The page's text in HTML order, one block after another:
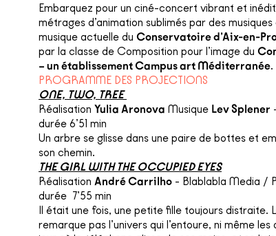
Embarquez pour un ciné-concert vibrant et
métrages d’animation sublimés par des
musique actuelle du Conservatoire d’Aix-en-
par la classe de Composition pour l’image du
– un établissement Campus art Méditerranée.
PROGRAMME DES PROJECTIONS
ONE, TWO, TREE
Réalisation Yulia Aronova Musique Lev Splener
durée 6’51 min
Un arbre se glisse dans une paire de bottes et
son chemin.
THE GIRL WITH THE OCCUPIED EYES
Réalisation André Carrilho - Blablabla Media /
durée 7’55 min
Il était une fois, une petite fille toujours distraite.
remarque pas l’univers qui l’entoure, ni même les